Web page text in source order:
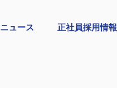
ニュース 正社員採用情報